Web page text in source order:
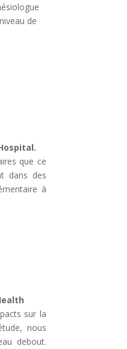
de
que ce
dans des
à
sur la
nous
debout.